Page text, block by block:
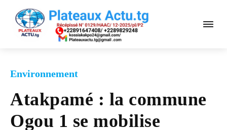
Environnement
Atakpamé : la commune
Ogou 1 se mobilise